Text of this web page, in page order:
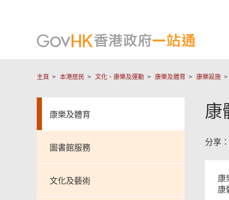
主頁 本港居民 文化、康樂及運動 康樂及體育 康樂設施
康樂及體育
圖書館服務
文化及藝術
康
分享：
康
康